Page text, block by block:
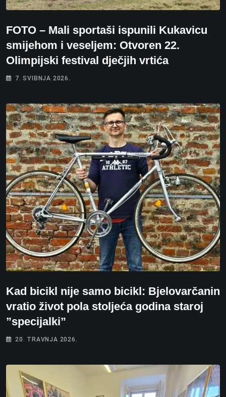
FOTO – Mali sportaši ispunili Kukavicu
smijehom i veseljem: Otvoren 22.
Olimpijski festival dječjih vrtića
7. SVIBNJA 2026.
Kad bicikl nije samo bicikl: Bjelovarčanin
vratio život pola stoljeća godina staroj
”specijalki”
20. TRAVNJA 2026.